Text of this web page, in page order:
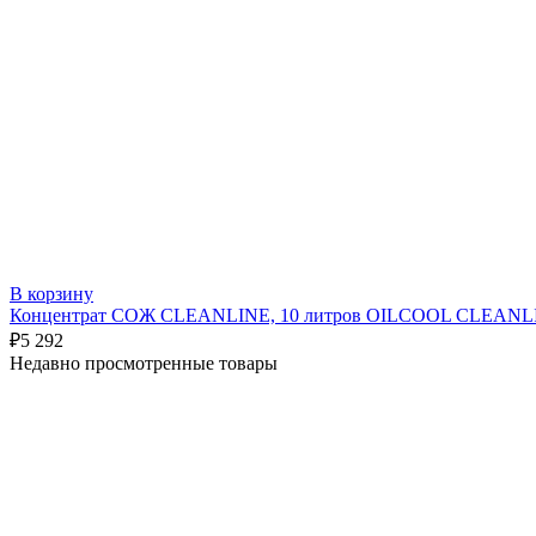
В корзину
Концентрат СОЖ CLEANLINE, 10 литров OILCOOL
₽5 292
Недавно просмотренные товары